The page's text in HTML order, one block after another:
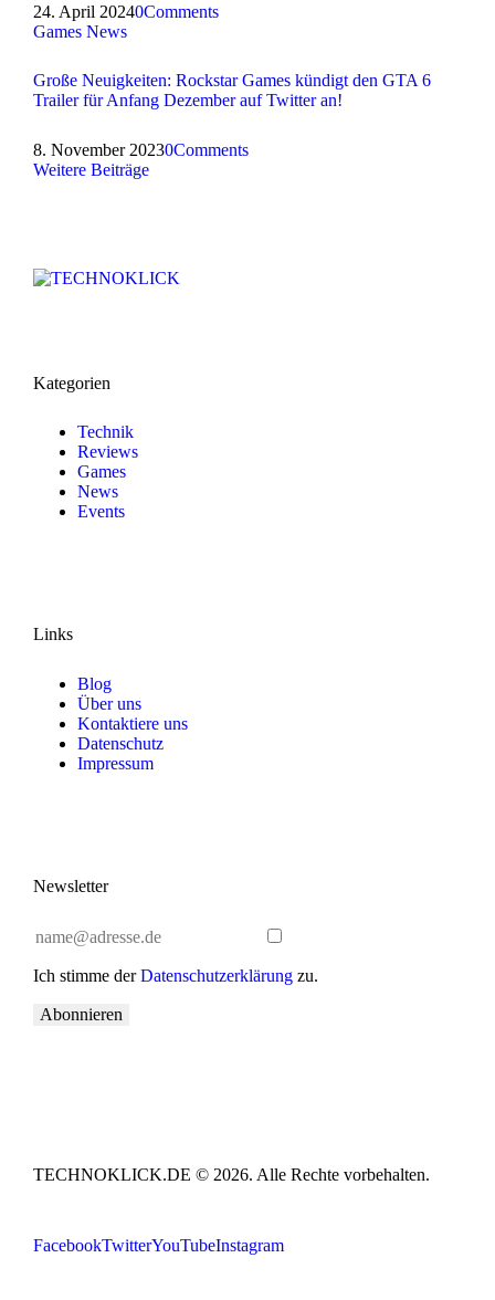
24. April 20240Comments
Games News
Große Neuigkeiten: Rockstar Games kündigt den GTA 6
Trailer für Anfang Dezember auf Twitter an!
8. November 20230Comments
Weitere Beiträge
Kategorien
Technik
Reviews
Games
News
Events
Links
Blog
Über uns
Kontaktiere uns
Datenschutz
Impressum
Newsletter
Ich stimme derDatenschutzerklärung zu.
Abonnieren
TECHNOKLICK.DE © 2026. Alle Rechte vorbehalten.
FacebookTwitterYouTubeInstagram